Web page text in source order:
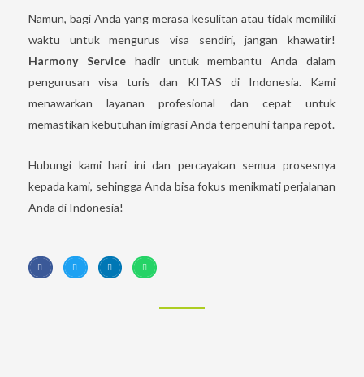
Namun, bagi Anda yang merasa kesulitan atau tidak memiliki
waktu untuk mengurus visa sendiri, jangan khawatir!
Harmony Servicehadir untuk membantu Anda dalam
pengurusan visa turis dan KITAS di Indonesia. Kami
menawarkan layanan profesional dan cepat untuk
memastikan kebutuhan imigrasi Anda terpenuhi tanpa repot.
Hubungi kami hari ini dan percayakan semua prosesnya
kepada kami, sehingga Anda bisa fokus menikmati perjalanan
Anda di Indonesia!